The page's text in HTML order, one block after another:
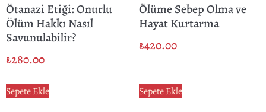
Ötanazi Etiği: Onurlu
Ölüm Hakkı Nasıl
Savunulabilir?
₺280.00
Sepete Ekle
Ölüme Sebep Olma ve
Hayat Kurtarma
₺420.00
Sepete Ekle